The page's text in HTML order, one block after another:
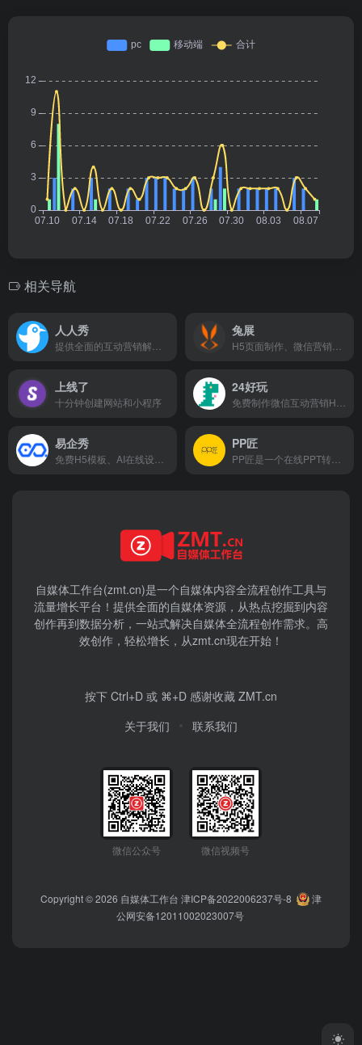
相关导航
人人秀 兔展
上线了
十分钟创建网站和小程序
24好玩
易企秀 PP匠
自媒体工作台(zmt.cn)是一个自媒体内容全流程创作工具与
流量增长平台！提供全面的自媒体资源，从热点挖掘到内容
创作再到数据分析，一站式解决自媒体全流程创作需求。高
效创作，轻松增长，从zmt.cn现在开始！
按下 Ctrl+D 或 ⌘+D 感谢收藏 ZMT.cn
关于我们
联系我们
微信公众号 微信视频号
Copyright © 2026 自媒体工作台 津ICP备2022006237号-8
津
公网安备12011002023007号